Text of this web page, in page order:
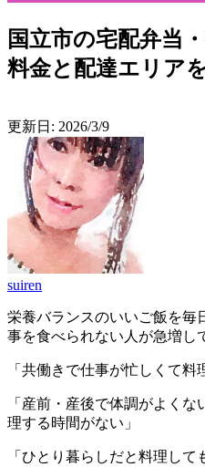
国立市の宅配弁当
料金と配達エリア
更新日: 2026/3/9
suiren
栄養バランスのいいご飯を毎
事を食べられない人が急増し
「共働きで仕事が忙しくて料
「産前・産後で体調がよく
理する時間がない」
「ひとり暮らしだと料理して